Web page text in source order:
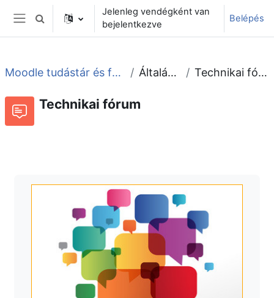
Tovább a fő tartalomhoz
Oldalpanel
Keresési bemeneti adatok váltása
Jelenleg vendégként van
bejelentkezve
Belépés
Moodle tudástár és fórum Általános Technikai fórum
Technikai fórum